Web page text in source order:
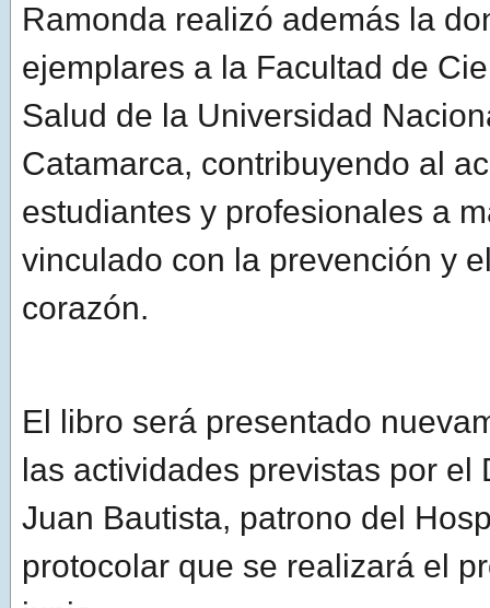
Ramonda realizó además la
ejemplares a la Facultad de
Salud de la Universidad
Catamarca, contribuyendo al
estudiantes y profesionales a
vinculado con la prevención y
corazón.
El libro será presentado
las actividades previstas por el
Juan Bautista, patrono del
protocolar que se realizará el